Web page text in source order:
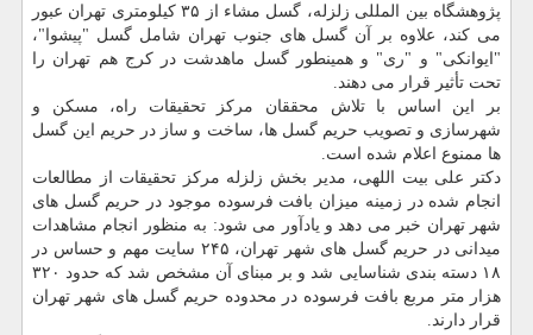
پژوهشگاه بین المللی زلزله، گسل مشاء از ۳۵ كیلومتری تهران عبور
می كند، علاوه بر آن گسل های جنوب تهران شامل گسل "پیشوا"،
"ایوانكی" و "ری" و همینطور گسل ماهدشت در كرج هم تهران را
تحت تأثیر قرار می دهند.
بر این اساس با تلاش محققان مركز تحقیقات راه، مسكن و
شهرسازی و تصویب حریم گسل ها، ساخت و ساز در حریم این گسل
ها ممنوع اعلام شده است.
دكتر علی بیت اللهی، مدیر بخش زلزله مركز تحقیقات از مطالعات
انجام شده در زمینه میزان بافت فرسوده موجود در حریم گسل های
شهر تهران خبر می دهد و یادآور می شود: به منظور انجام مشاهدات
میدانی در حریم گسل های شهر تهران، ۲۴۵ سایت مهم و حساس در
۱۸ دسته بندی شناسایی شد و بر مبنای آن مشخص شد كه حدود ۳۲۰
هزار متر مربع بافت فرسوده در محدوده حریم گسل های شهر تهران
قرار دارند.